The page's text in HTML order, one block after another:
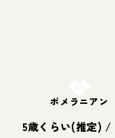
ポメラニアン
5歳くらい(推定) /